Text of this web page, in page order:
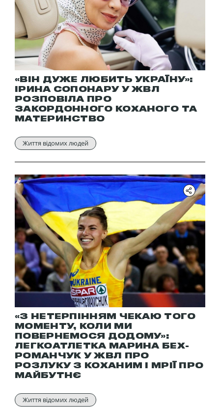
«ВІН ДУЖЕ ЛЮБИТЬ УКРАЇНУ»:
ІРИНА СОПОНАРУ У ЖВЛ
РОЗПОВІЛА ПРО
ЗАКОРДОННОГО КОХАНОГО ТА
МАТЕРИНСТВО
Життя відомих людей
«З НЕТЕРПІННЯМ ЧЕКАЮ ТОГО
МОМЕНТУ, КОЛИ МИ
ПОВЕРНЕМОСЯ ДОДОМУ»:
ЛЕГКОАТЛЕТКА МАРИНА БЕХ-
РОМАНЧУК У ЖВЛ ПРО
РОЗЛУКУ З КОХАНИМ І МРІЇ ПРО
МАЙБУТНЄ
Життя відомих людей